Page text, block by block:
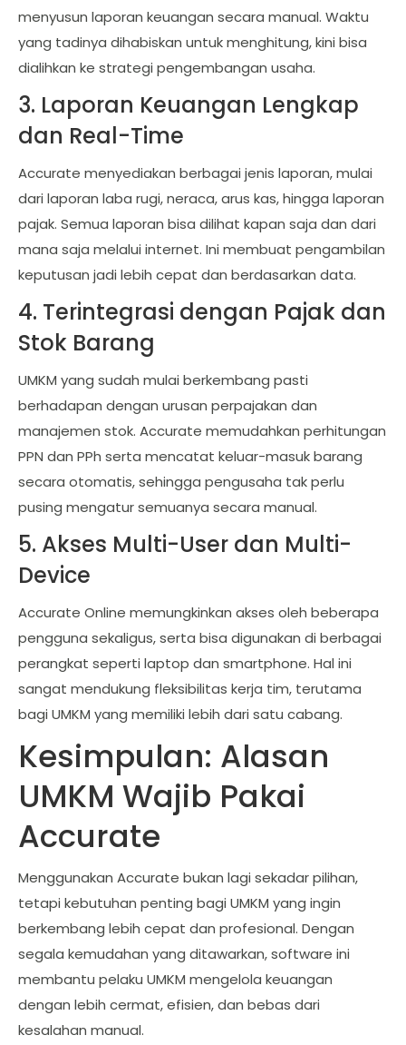
menyusun laporan keuangan secara manual. Waktu
yang tadinya dihabiskan untuk menghitung, kini bisa
dialihkan ke strategi pengembangan usaha.
3. Laporan Keuangan Lengkap
dan Real-Time
Accurate menyediakan berbagai jenis laporan, mulai
dari laporan laba rugi, neraca, arus kas, hingga laporan
pajak. Semua laporan bisa dilihat kapan saja dan dari
mana saja melalui internet. Ini membuat pengambilan
keputusan jadi lebih cepat dan berdasarkan data.
4. Terintegrasi dengan Pajak dan
Stok Barang
UMKM yang sudah mulai berkembang pasti
berhadapan dengan urusan perpajakan dan
manajemen stok. Accurate memudahkan perhitungan
PPN dan PPh serta mencatat keluar-masuk barang
secara otomatis, sehingga pengusaha tak perlu
pusing mengatur semuanya secara manual.
5. Akses Multi-User dan Multi-
Device
Accurate Online memungkinkan akses oleh beberapa
pengguna sekaligus, serta bisa digunakan di berbagai
perangkat seperti laptop dan smartphone. Hal ini
sangat mendukung fleksibilitas kerja tim, terutama
bagi UMKM yang memiliki lebih dari satu cabang.
Kesimpulan: Alasan
UMKM Wajib Pakai
Accurate
Menggunakan Accurate bukan lagi sekadar pilihan,
tetapi kebutuhan penting bagi UMKM yang ingin
berkembang lebih cepat dan profesional. Dengan
segala kemudahan yang ditawarkan, software ini
membantu pelaku UMKM mengelola keuangan
dengan lebih cermat, efisien, dan bebas dari
kesalahan manual.